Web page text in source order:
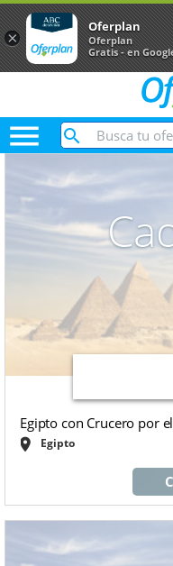

Egipto con Crucero por
Egipto
×
Oferplan
Oferplan
Gratis - en